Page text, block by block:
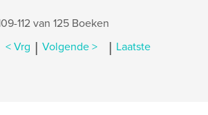
112 van 125 Boeken
< Vrg | Volgende > | Laatste